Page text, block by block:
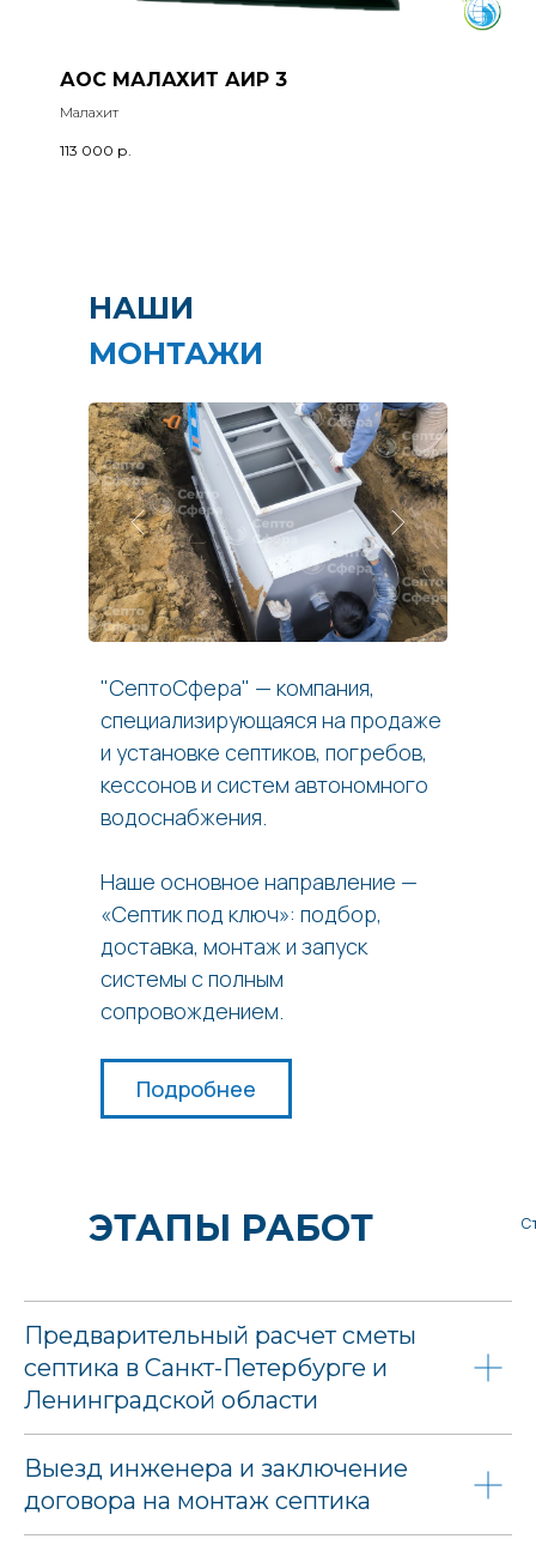
АОС МАЛАХИТ АИР 3
Малахит
113 000 р.
НАШИ
МОНТАЖИ
"СептоСфера" — компания,
специализирующаяся на продаже
и установке септиков, погребов,
кессонов и систем автономного
водоснабжения.
Наше основное направление —
«Септик под ключ»: подбор,
доставка, монтаж и запуск
системы с полным
сопровождением.
Подробнее
ЭТАПЫ РАБОТ
Предварительный расчет сметы
септика в Санкт-Петербурге и
Ленинградской области
Выезд инженера и заключение
договора на монтаж септика